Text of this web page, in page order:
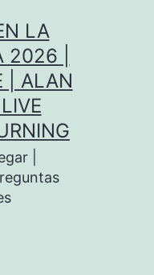
LA
2026 |
| ALAN
|